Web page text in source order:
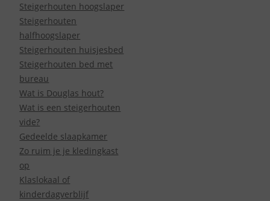
Steigerhouten hoogslaper
Steigerhouten
halfhoogslaper
Steigerhouten huisjesbed
Steigerhouten bed met
bureau
Wat is Douglas hout?
Wat is een steigerhouten
vide?
Gedeelde slaapkamer
Zo ruim je je kledingkast
op
Klaslokaal of
kinderdagverblijf